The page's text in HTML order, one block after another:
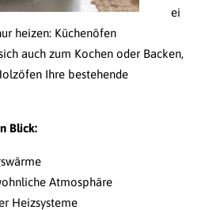
ei
heizen: Küchenöfen
auch zum Kochen oder Backen,
Ihre bestehende
Blick:
Atmosphäre
Heizsysteme